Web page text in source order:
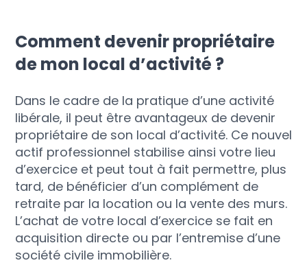
Comment devenir propriétaire
de mon local d’activité ?
Dans le cadre de la pratique d’une activité
libérale, il peut être avantageux de devenir
propriétaire de son local d’activité. Ce nouvel
actif professionnel stabilise ainsi votre lieu
d’exercice et peut tout à fait permettre, plus
tard, de bénéficier d’un complément de
retraite par la location ou la vente des murs.
L’achat de votre local d’exercice se fait en
acquisition directe ou par l’entremise d’une
société civile immobilière.